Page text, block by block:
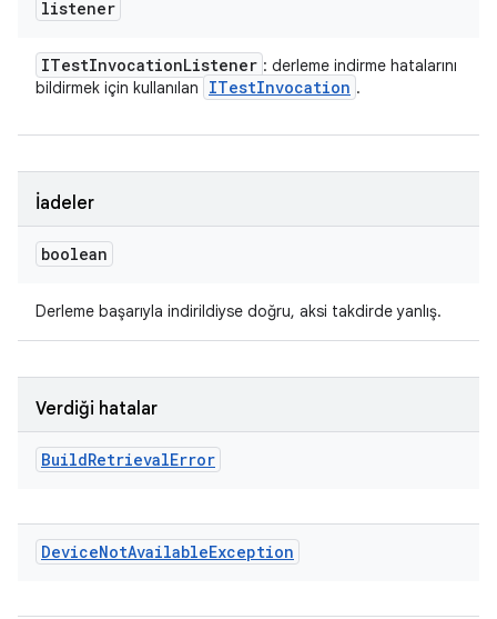
listener
ITestInvocationListener : derleme indirme hatalarını
bildirmek için kullanılan
ITestInvocation .
İadeler
boolean
Derleme başarıyla indirildiyse doğru, aksi takdirde yanlış.
Verdiği hatalar
BuildRetrievalError
DeviceNotAvailableException